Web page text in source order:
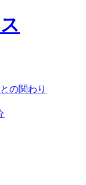
の関わり